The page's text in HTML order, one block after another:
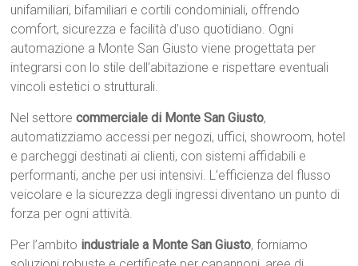
unifamiliari, bifamiliari e cortili condominiali, offrendo
comfort, sicurezza e facilità d’uso quotidiano. Ogni
automazione a Monte San Giusto viene progettata per
integrarsi con lo stile dell’abitazione e rispettare eventuali
vincoli estetici o strutturali.
Nel settorecommerciale di Monte San Giusto,
automatizziamo accessi per negozi, uffici, showroom, hotel
e parcheggi destinati ai clienti, con sistemi affidabili e
performanti, anche per usi intensivi. L’efficienza del flusso
veicolare e la sicurezza degli ingressi diventano un punto di
forza per ogni attività.
Per l’ambito industriale a Monte San Giusto, forniamo